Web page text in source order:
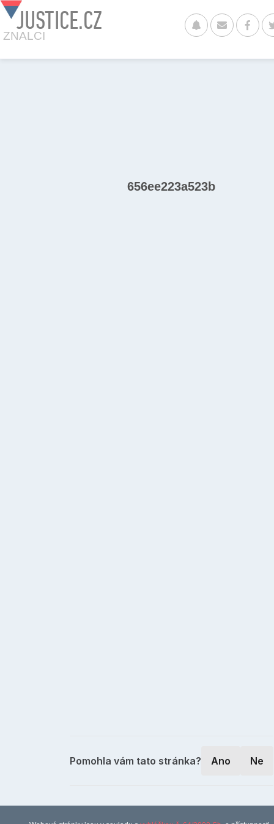
JUSTICE.CZ
ZNALCI
656ee223a523b
Pomohla vám tato stránka? Ano Ne